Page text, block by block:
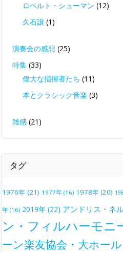
ロベルト・シューマン (12)
久石譲 (1)
演奏会の感想 (25)
特集 (33)
偉大な指揮者たち (11)
本とクラシック音楽 (3)
雑感 (21)
タグ
1976年 (21) 1977年 (16) 1978年(20)
年 (16) 2019年 (22) アンドリス・ネ
ン・フィルハーモニ
ーン楽友協会・大ホール